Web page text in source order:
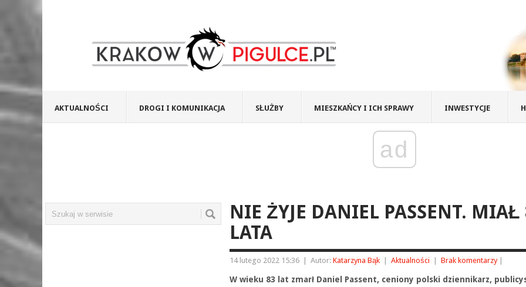
AKTUALNOŚCI DROGI I KOMUNIKACJA SŁUŻBY MIESZKAŃCY I ICH SPRAWY INWESTYCJE
ad
NIE ŻYJE DANIEL PASSENT. MIAŁ
LATA
14 lutego 2022 15:36 Autor: Katarzyna Bąk Aktualności Brak komentarzy
W wieku 83 lat zmarł Daniel Passent, ceniony polski dziennikarz,